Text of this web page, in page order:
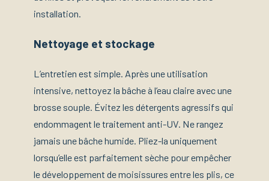
installation.
Nettoyage et stockage
L’entretien est simple. Après une utilisation
intensive, nettoyez la bâche à l’eau claire avec une
brosse souple. Évitez les détergents agressifs qui
endommagent le traitement anti-UV. Ne rangez
jamais une bâche humide. Pliez-la uniquement
lorsqu’elle est parfaitement sèche pour empêcher
le développement de moisissures entre les plis, ce